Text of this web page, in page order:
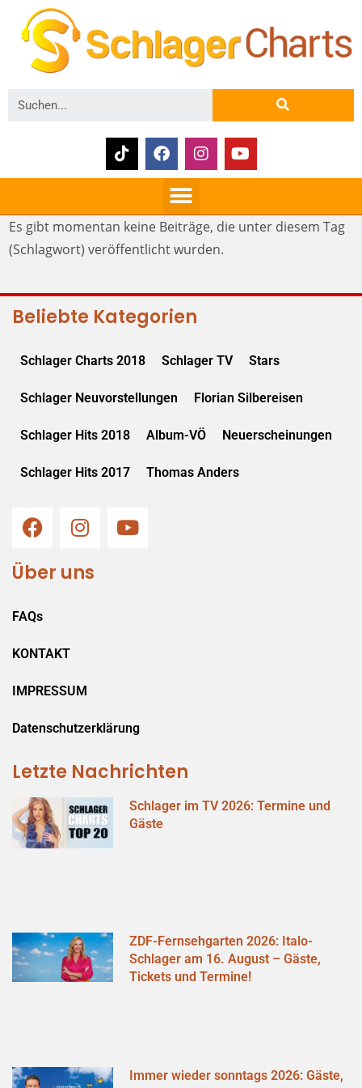
Es gibt momentan keine Beiträge, die unter diesem Tag
(Schlagwort) veröffentlicht wurden.
Beliebte Kategorien
Schlager Charts 2018 Schlager TV Stars
Schlager Neuvorstellungen Florian Silbereisen
Schlager Hits 2018 Album-VÖ Neuerscheinungen
Schlager Hits 2017 Thomas Anders
Über uns
FAQs
KONTAKT
IMPRESSUM
Datenschutzerklärung
Letzte Nachrichten
Schlager im TV 2026: Termine und
Gäste
ZDF-Fernsehgarten 2026: Italo-
Schlager am 16. August – Gäste,
Tickets und Termine!
Immer wieder sonntags 2026: Gäste,